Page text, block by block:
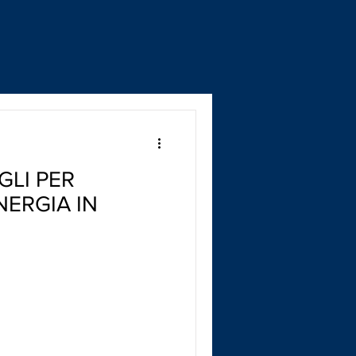
PER
IN